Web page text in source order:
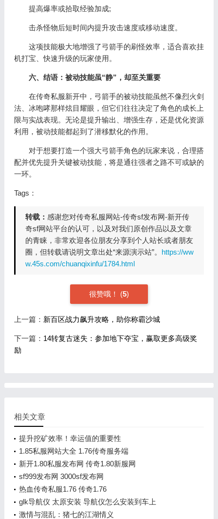
提高爆率或拾取经验加成;
击杀怪物后短时间内提升攻击速度或移动速度。
这项技能极大地增强了弓箭手的刷怪效率，适合喜欢挂
机打宝、快速升级的玩家使用。
六、结语：被动技能虽“静”，却至关重要
在传奇私服新开中，弓箭手的被动技能虽然不像烈火剑
法、冰咆哮那样炫目耀眼，但它们往往决定了角色的成长上
限与实战表现。无论是提升输出、增强生存，还是优化资源
利用，被动技能都起到了潜移默化的作用。
对于想要打造一个强大弓箭手角色的玩家来说，合理搭
配并优先提升关键被动技能，将是通往强者之路不可或缺的
一环。
Tags：
转载： 感谢您对传奇私服网站-传奇sf发布网-新开传
奇sf网站平台的认可，以及对我们原创作品以及文章
的青睐，非常欢迎各位朋友分享到个人站长或者朋友
圈，但转载请说明文章出处“来源演示站”。 https://ww
w.45s.com/chuanqixinfu/1784.html
很赞哦！ (5)
上一篇： 新百区战力飙升攻略，助你称霸沙城
下一篇： 14转复古迷失：参加地下夺宝，赢取更多高级奖
励
相关文章
提升挖矿效率！幸运值的重要性
1.85私服网站大全 1.76传奇服务端
新开1.80私服发布网 传奇1.80新服网
sf999发布网 3000sf发布网
热血传奇私服1.76 传奇1.76
glk导航仪 太原安装 导航仪怎么安装到车上
激情与混乱：猪七的江湖情义